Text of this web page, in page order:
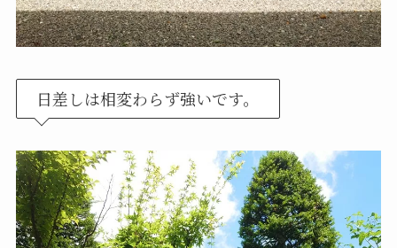
日差しは相変わらず強いです。